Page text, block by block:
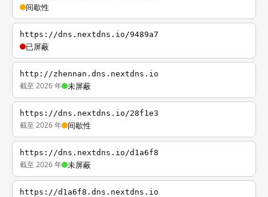
间歇性
https://dns.nextdns.io/9489a7
已屏蔽
http://zhennan.dns.nextdns.io
截至 2026 年 未屏蔽
https://dns.nextdns.io/28f1e3
截至 2026 年 间歇性
https://dns.nextdns.io/d1a6f8
截至 2026 年 未屏蔽
https://d1a6f8.dns.nextdns.io